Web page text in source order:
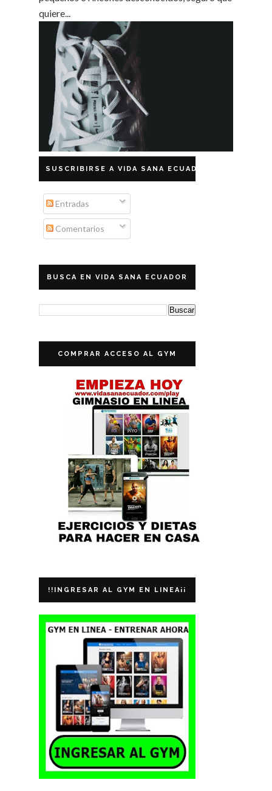
quiere...
SUSCRIBIRSE A VIDA SANA ECUADOR
Entradas
Comentarios
BUSCA EN VIDA SANA ECUADOR
COMPRAR ACCESO AL GYM
!!INGRESAR AL GYM EN LINEA¡¡